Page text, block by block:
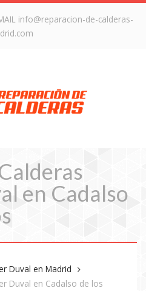
info@reparacion-de-calderas-
en Cadalso
Duval en Madrid
Duval en Cadalso de los